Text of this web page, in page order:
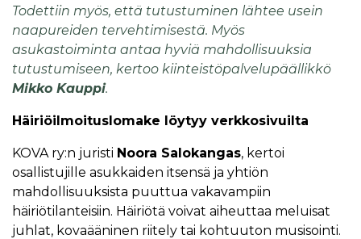
Todettiin myös, että tutustuminen lähtee usein
naapureiden tervehtimisestä. Myös
asukastoiminta antaa hyviä mahdollisuuksia
tutustumiseen, kertoo kiinteistöpalvelupäällikkö
Mikko Kauppi.
Häiriöilmoituslomake löytyy verkkosivuilta
KOVA ry:n juristi Noora Salokangas, kertoi
osallistujille asukkaiden itsensä ja yhtiön
mahdollisuuksista puuttua vakavampiin
häiriötilanteisiin. Häiriötä voivat aiheuttaa meluisat
juhlat, kovaääninen riitely tai kohtuuton musisointi.